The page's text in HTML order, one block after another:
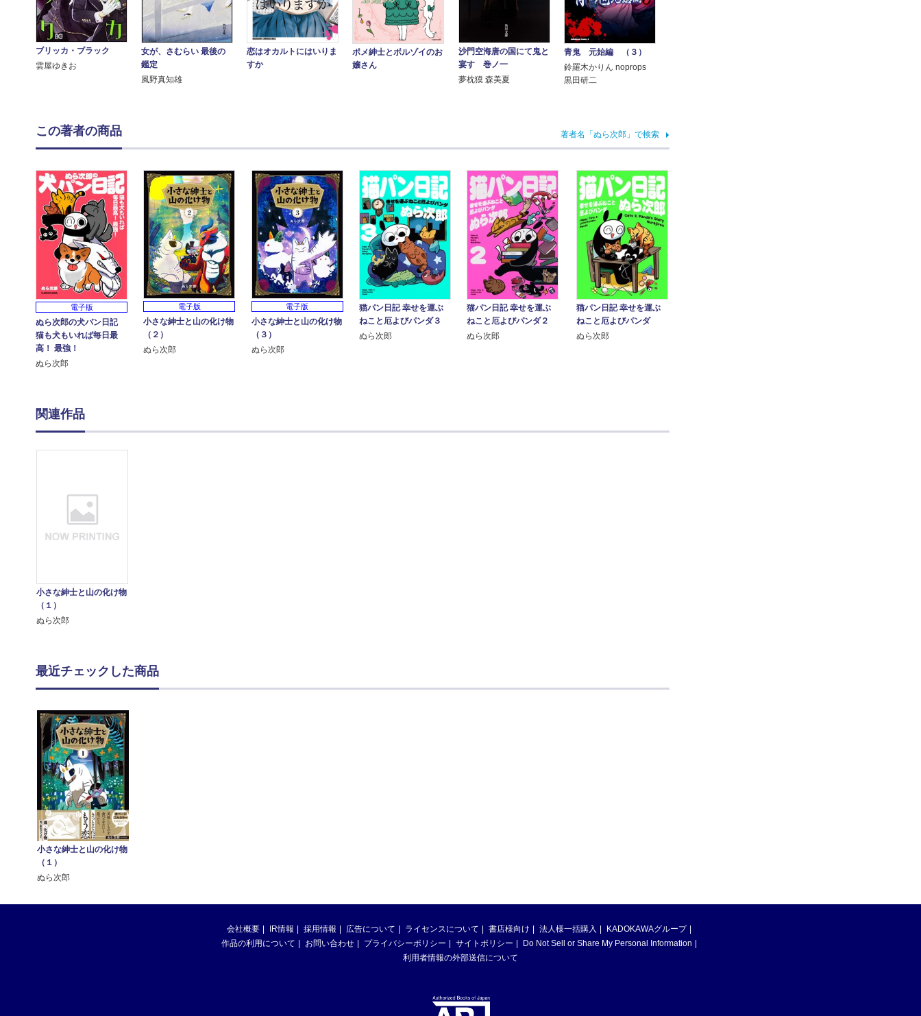
ブリッカ・ブラック
雲屋ゆきお
女が、さむらい 最後の
鑑定
風野真知雄
恋はオカルトにはいりま
すか
ポメ紳士とボルゾイのお
嬢さん
沙門空海唐の国にて鬼と
宴す 巻ノ一
夢枕獏 森美夏
青鬼 元始編 （３）
鈴羅木かりん noprops
黒田研二
この著者の商品 著者名「ぬら次郎」で検索
電子版
ぬら次郎の犬パン日記
猫も犬もいれば毎日最
高！ 最強！
ぬら次郎
電子版
小さな紳士と山の化け物
（２）
ぬら次郎
電子版
小さな紳士と山の化け物
（３）
ぬら次郎
猫パン日記 幸せを運ぶ
ねこと厄よびパンダ３
ぬら次郎
猫パン日記 幸せを運ぶ
ねこと厄よびパンダ２
ぬら次郎
猫パン日記 幸せを運ぶ
ねこと厄よびパンダ
ぬら次郎
関連作品
小さな紳士と山の化け物
（１）
ぬら次郎
最近チェックした商品
小さな紳士と山の化け物
（１）
ぬら次郎
会社概要 IR情報 採用情報 広告について ライセンスについて 書店様向け 法人様一括購入
KADOKAWAグループ
作品の利用について
お問い合わせ プライバシーポリシー サイトポリシー
Do Not Sell or Share My Personal Information
利用者情報の外部送信について